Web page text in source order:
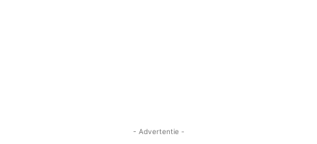
- Advertentie -